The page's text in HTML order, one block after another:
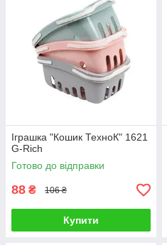
Іграшка "Кошик ТехноК" 1621
G-Rich
Готово до відправки
88 ₴ 106 ₴
Купити